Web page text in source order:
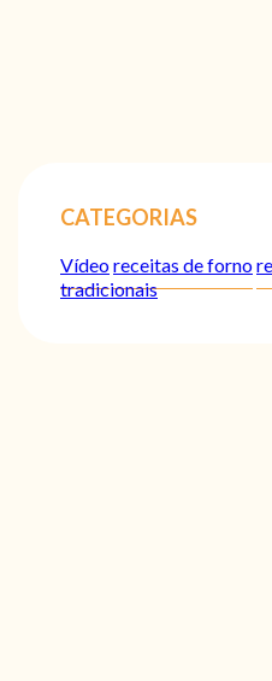
CATEGORIAS
Vídeoreceitas de forno
tradicionais